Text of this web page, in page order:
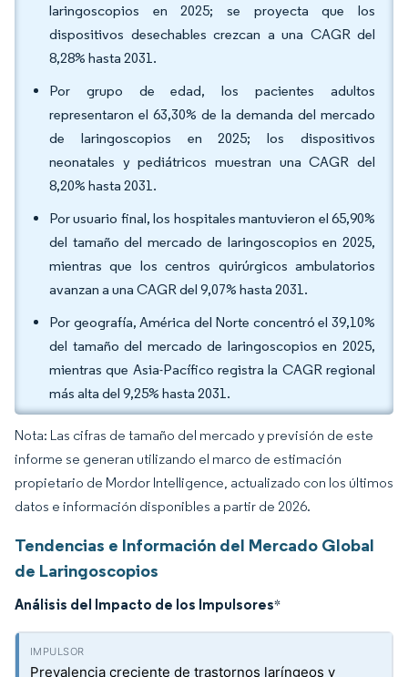
laringoscopios en 2025; se proyecta que los
dispositivos desechables crezcan a una CAGR del
8,28% hasta 2031.
Por grupo de edad, los pacientes adultos
representaron el 63,30% de la demanda del mercado
de laringoscopios en 2025; los dispositivos
neonatales y pediátricos muestran una CAGR del
8,20% hasta 2031.
Por usuario final, los hospitales mantuvieron el 65,90%
del tamaño del mercado de laringoscopios en 2025,
mientras que los centros quirúrgicos ambulatorios
avanzan a una CAGR del 9,07% hasta 2031.
Por geografía, América del Norte concentró el 39,10%
del tamaño del mercado de laringoscopios en 2025,
mientras que Asia-Pacífico registra la CAGR regional
más alta del 9,25% hasta 2031.
Nota: Las cifras de tamaño del mercado y previsión de este
informe se generan utilizando el marco de estimación
propietario de Mordor Intelligence, actualizado con los últimos
datos e información disponibles a partir de 2026.
Tendencias e Información del Mercado Global
de Laringoscopios
Análisis del Impacto de los Impulsores*
Prevalencia creciente de trastornos laríngeos y